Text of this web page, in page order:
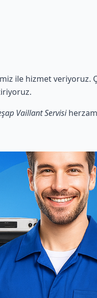
ile hizmet veriyoruz.
Vaillant Servisi